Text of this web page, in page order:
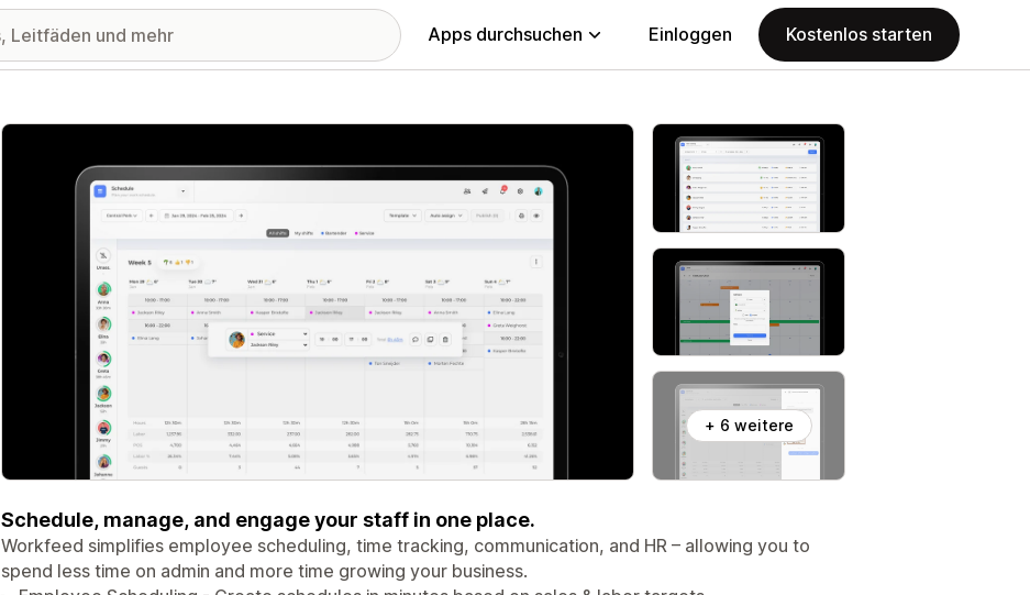
Apps durchsuchen Einloggen Kostenlos starten
Vorgestellte Bildergalerie
+ 6 weitere
Schedule, manage, and engage your staff in one place.
Workfeed simplifies employee scheduling, time tracking, communication, and HR – allowing you to
spend less time on admin and more time growing your business.